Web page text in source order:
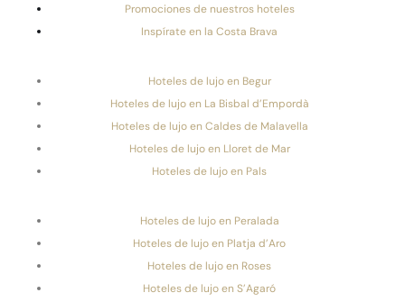
Promociones de nuestros hoteles
Inspírate en la Costa Brava
Hoteles de lujo en Begur
Hoteles de lujo en La Bisbal d’Empordà
Hoteles de lujo en Caldes de Malavella
Hoteles de lujo en Lloret de Mar
Hoteles de lujo en Pals
Hoteles de lujo en Peralada
Hoteles de lujo en Platja d’Aro
Hoteles de lujo en Roses
Hoteles de lujo en S’Agaró